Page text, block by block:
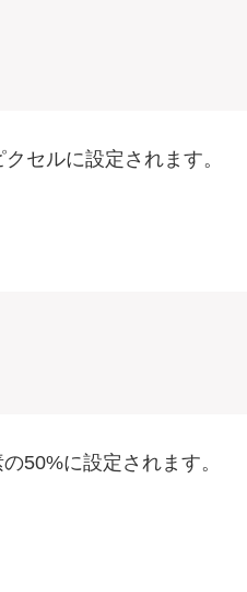
セルに設定されます。
50%に設定されます。